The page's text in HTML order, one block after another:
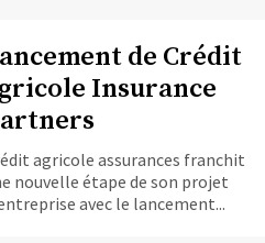
de Crédit
Insurance
agricole assurances franchit
nouvelle étape de son projet
avec le lancement...